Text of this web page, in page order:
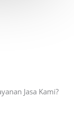
Jasa Kami?